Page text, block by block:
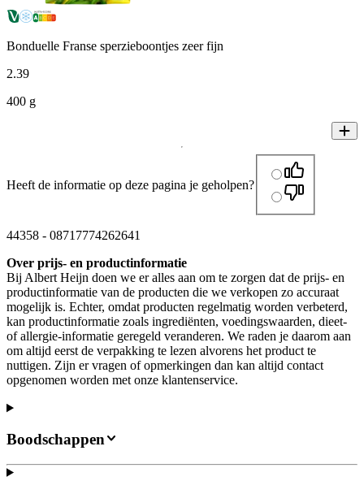
Bonduelle Franse sperzieboontjes zeer fijn
2.39
400 g
Heeft de informatie op deze pagina je geholpen?
44358 - 08717774262641
Over prijs- en productinformatie
Bij Albert Heijn doen we er alles aan om te zorgen dat de prijs- en
productinformatie van de producten die we verkopen zo accuraat
mogelijk is. Echter, omdat producten regelmatig worden verbeterd,
kan productinformatie zoals ingrediënten, voedingswaarden, dieet-
of allergie-informatie geregeld veranderen. We raden je daarom aan
om altijd eerst de verpakking te lezen alvorens het product te
nuttigen. Zijn er vragen of opmerkingen dan kan altijd contact
opgenomen worden met onze klantenservice.
Boodschappen